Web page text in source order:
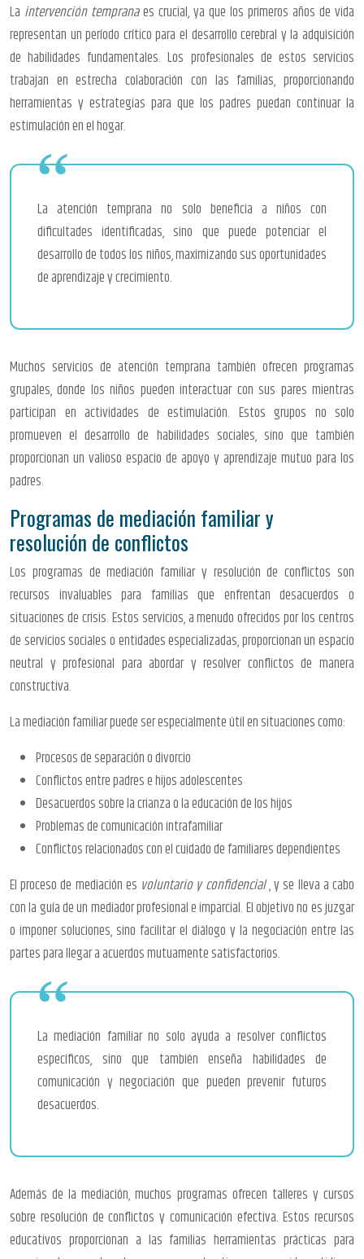
La intervención tempranaes crucial, ya que los primeros años de vida
representan un período crítico para el desarrollo cerebral y la adquisición
de habilidades fundamentales. Los profesionales de estos servicios
trabajan en estrecha colaboración con las familias, proporcionando
herramientas y estrategias para que los padres puedan continuar la
estimulación en el hogar.
La atención temprana no solo beneficia a niños con
dificultades identificadas, sino que puede potenciar el
desarrollo de todos los niños, maximizando sus oportunidades
de aprendizaje y crecimiento.
Muchos servicios de atención temprana también ofrecen programas
grupales, donde los niños pueden interactuar con sus pares mientras
participan en actividades de estimulación. Estos grupos no solo
promueven el desarrollo de habilidades sociales, sino que también
proporcionan un valioso espacio de apoyo y aprendizaje mutuo para los
padres.
Programas de mediación familiar y
resolución de conflictos
Los programas de mediación familiar y resolución de conflictos son
recursos invaluables para familias que enfrentan desacuerdos o
situaciones de crisis. Estos servicios, a menudo ofrecidos por los centros
de servicios sociales o entidades especializadas, proporcionan un espacio
neutral y profesional para abordar y resolver conflictos de manera
constructiva.
La mediación familiar puede ser especialmente útil en situaciones como:
Procesos de separación o divorcio
Conflictos entre padres e hijos adolescentes
Desacuerdos sobre la crianza o la educación de los hijos
Problemas de comunicación intrafamiliar
Conflictos relacionados con el cuidado de familiares dependientes
El proceso de mediación es voluntario y confidencial, y se lleva a cabo
con la guía de un mediador profesional e imparcial. El objetivo no es juzgar
o imponer soluciones, sino facilitar el diálogo y la negociación entre las
partes para llegar a acuerdos mutuamente satisfactorios.
La mediación familiar no solo ayuda a resolver conflictos
específicos, sino que también enseña habilidades de
comunicación y negociación que pueden prevenir futuros
desacuerdos.
Además de la mediación, muchos programas ofrecen talleres y cursos
sobre resolución de conflictos y comunicación efectiva. Estos recursos
educativos proporcionan a las familias herramientas prácticas para